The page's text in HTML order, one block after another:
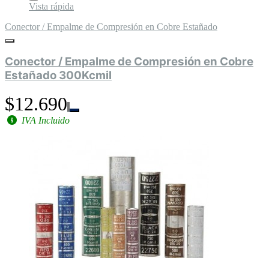
Vista rápida
Conector / Empalme de Compresión en Cobre Estañado
Conector / Empalme de Compresión en Cobre
Estañado 300Kcmil
$12.690
IVA Incluido